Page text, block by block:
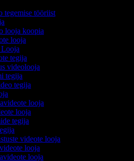
tegemise tööriist
looja koopia
looja
Looja
tegija
videolooja
tegija
tegija
looja
looja
tegija
videote looja
looja
looja